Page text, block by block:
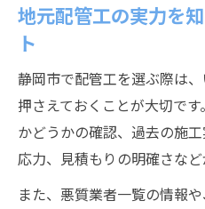
地元配管工の実力を
ト
静岡市で配管工を選ぶ際は
押さえておくことが大切で
かどうかの確認、過去の施
応力、見積もりの明確さなど
また、悪質業者一覧の情報